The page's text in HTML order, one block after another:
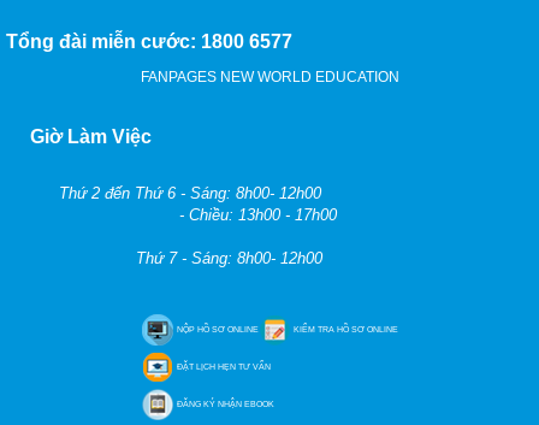
Tổng đài miễn cước: 1800 6577
FANPAGES NEW WORLD EDUCATION
Giờ Làm Việc
Thứ 2 đến Thứ 6 - Sáng: 8h00- 12h00
- Chiều: 13h00 - 17h00
Thứ 7 - Sáng: 8h00- 12h00
NỘP HỒ SƠ ONLINE KIỂM TRA HỒ SƠ ONLINE
ĐẶT LỊCH HẸN TƯ VẤN
ĐĂNG KÝ NHẬN EBOOK